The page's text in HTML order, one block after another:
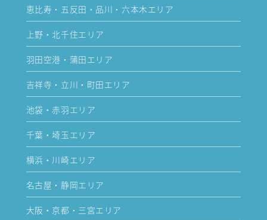
恵比寿・五反田・品川・六本木エリア
上野・北千住エリア
羽田空港・蒲田エリア
吉祥寺・立川・町田エリア
池袋・赤羽エリア
千葉・埼玉エリア
横浜・川崎エリア
名古屋・静岡エリア
大阪・京都・三宮エリア